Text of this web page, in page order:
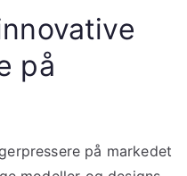
på
på markedet